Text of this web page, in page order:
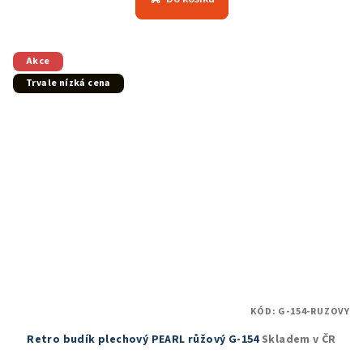
Akce
Trvale nízká cena
Retro budík plechový PEARL růžový G-154Skladem v ČR
KÓD: G-154-RUZOVY